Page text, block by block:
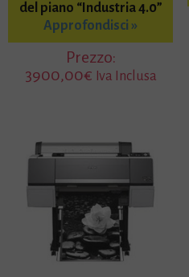
del piano “Industria 4.0”
Approfondisci »
Prezzo:
3900,00€ Iva Inclusa